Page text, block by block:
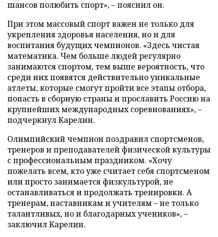
шансов полюбить спорт», – пояснил он.
При этом массовый спорт важен не только для
укрепления здоровья населения, но и для
воспитания будущих чемпионов. «Здесь чистая
математика. Чем больше людей регулярно
занимаются спортом, тем выше вероятность, что
среди них появятся действительно уникальные
атлеты, которые смогут пройти все этапы отбора,
попасть в сборную страны и прославить Россию на
крупнейших международных соревнованиях», –
подчеркнул Карелин.
Олимпийский чемпион поздравил спортсменов,
тренеров и преподавателей физической культуры
с профессиональным праздником. «Хочу
пожелать всем, кто уже считает себя спортсменом
или просто занимается физкультурой, не
останавливаться и продолжать тренировки. А
тренерам, наставникам и учителям – не только
талантливых, но и благодарных учеников», –
заключил Карелин.